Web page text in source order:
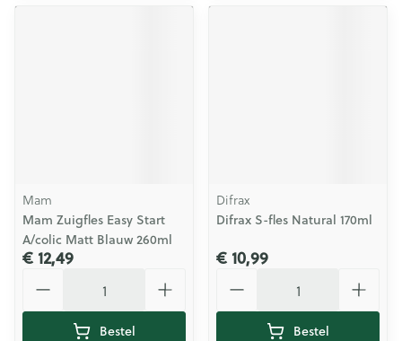
Mam
Mam Zuigfles Easy Start
A/colic Matt Blauw 260ml
€ 12,49
Bestel
Difrax
Difrax S-fles Natural 170ml
€ 10,99
Bestel